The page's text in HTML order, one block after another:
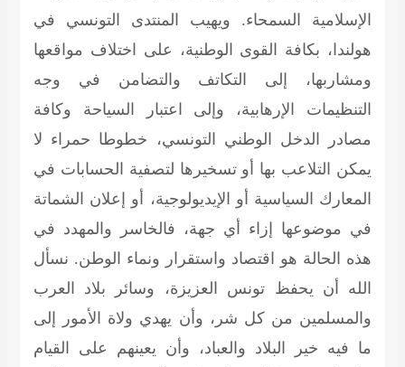
الإسلامية السمحاء. ويهيب المنتدى التونسي في
هولندا، بكافة القوى الوطنية، على اختلاف مواقعها
ومشاربها، إلى التكاتف والتضامن في وجه
التنظيمات الإرهابية، وإلى اعتبار السياحة وكافة
مصادر الدخل الوطني التونسي، خطوطا حمراء لا
يمكن التلاعب بها أو تسخيرها لتصفية الحسابات في
المعارك السياسية أو الإيديولوجية، أو إعلان الشماتة
في موضوعها إزاء أي جهة، فالخاسر والمهدد في
هذه الحالة هو اقتصاد واستقرار ونماء الوطن. نسأل
الله أن يحفظ تونس العزيزة، وسائر بلاد العرب
والمسلمين من كل شر، وأن يهدي ولاة الأمور إلى
ما فيه خير البلاد والعباد، وأن يعينهم على القيام